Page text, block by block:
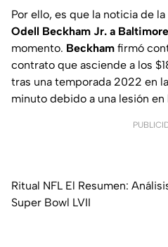
Por ello, es que la noticia de
Odell Beckham Jr. a Baltimore
momento. Beckham firmó
contrato que asciende a los
tras una temporada 2022 en
minuto debido a una lesión
Ritual NFL El Resumen:
Super Bowl LVII